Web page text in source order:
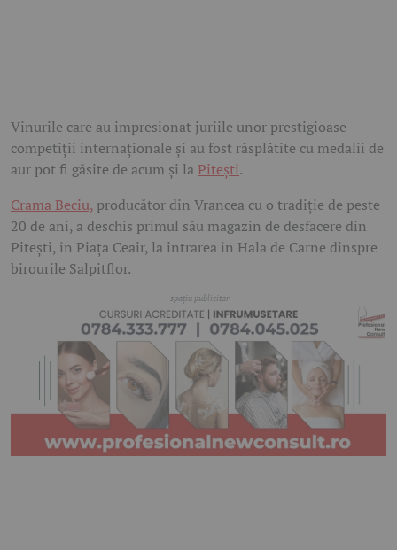
Vinurile care au impresionat juriile unor prestigioase
competiții internaționale și au fost răsplătite cu medalii de
aur pot fi găsite de acum și la Pitești.
Crama Beciu, producător din Vrancea cu o tradiție de peste
20 de ani, a deschis primul său magazin de desfacere din
Pitești, în Piața Ceair, la intrarea în Hala de Carne dinspre
birourile Salpitflor.